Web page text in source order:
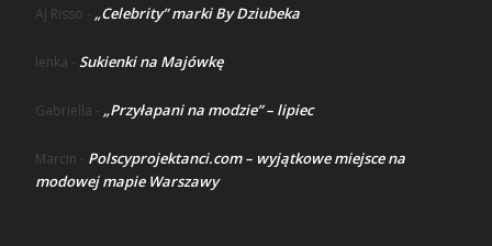
AJ Risso - „Celebrity” marki By Dziubeka
lenka - Sukienki na Majówkę
Gabriella - „Przyłapani na modzie” – lipiec
Marcin - Polscyprojektanci.com – wyjątkowe miejsce na
modowej mapie Warszawy